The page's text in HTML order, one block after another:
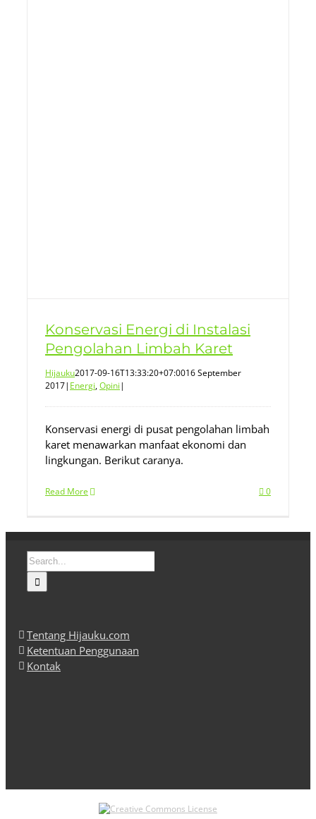
Konservasi Energi di Instalasi
Pengolahan Limbah Karet
Hijauku2017-09-16T13:33:20+07:0016 September
2017| Energi,Opini|
Konservasi energi di pusat pengolahan limbah
karet menawarkan manfaat ekonomi dan
lingkungan. Berikut caranya.
Read More 0
Search
for:
Tentang Hijauku.com
Ketentuan Penggunaan
Kontak